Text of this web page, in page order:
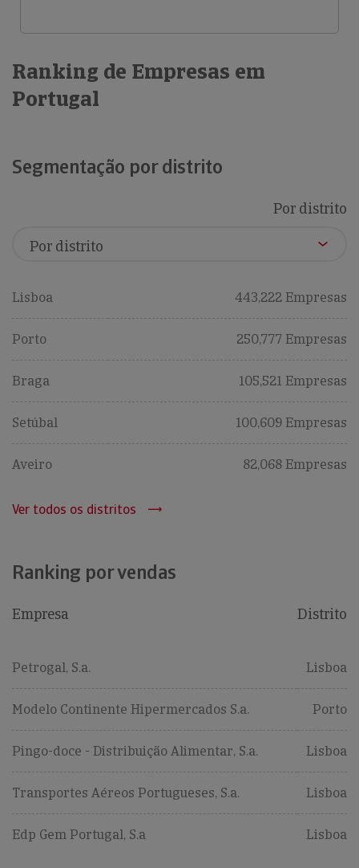
Ranking de Empresas em
Portugal
Segmentação por distrito
Por distrito
Lisboa 443,222 Empresas
Porto 250,777 Empresas
Braga 105,521 Empresas
Setúbal 100,609 Empresas
Aveiro 82,068 Empresas
Ver todos os distritos
Ranking por vendas
Empresa Distrito
Petrogal, S.a. Lisboa
Modelo Continente Hipermercados S.a. Porto
Pingo-doce - Distribuição Alimentar, S.a. Lisboa
Transportes Aéreos Portugueses, S.a. Lisboa
Edp Gem Portugal, S.a Lisboa